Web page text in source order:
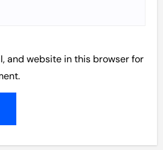
and website in this browser for